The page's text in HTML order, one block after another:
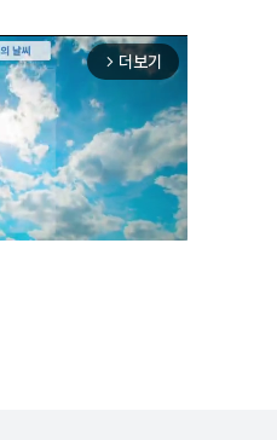
arrow_forward_ios 더보기